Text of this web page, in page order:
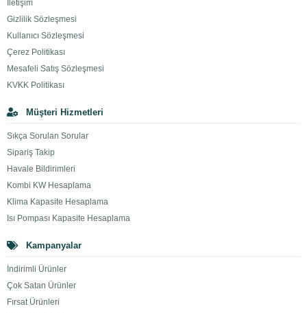
İletişim
Gizlilik Sözleşmesi
Kullanıcı Sözleşmesi
Çerez Politikası
Mesafeli Satış Sözleşmesi
KVKK Politikası
Müşteri Hizmetleri
Sıkça Sorulan Sorular
Sipariş Takip
Havale Bildirimleri
Kombi KW Hesaplama
Klima Kapasite Hesaplama
Isı Pompası Kapasite Hesaplama
Kampanyalar
İndirimli Ürünler
Çok Satan Ürünler
Fırsat Ürünleri